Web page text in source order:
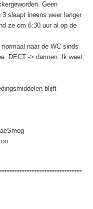
Geen
slaapt ineens weer langer
ze om 6:30 uur al op de
naar de WC sinds
DECT -> darmen. Ik weet
blijft